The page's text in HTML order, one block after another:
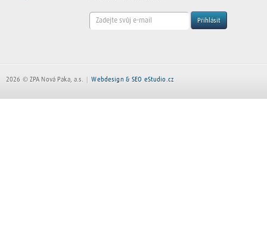
Přihlásit
2026 © ZPA Nová Paka, a.s. Webdesign & SEO eStudio.cz